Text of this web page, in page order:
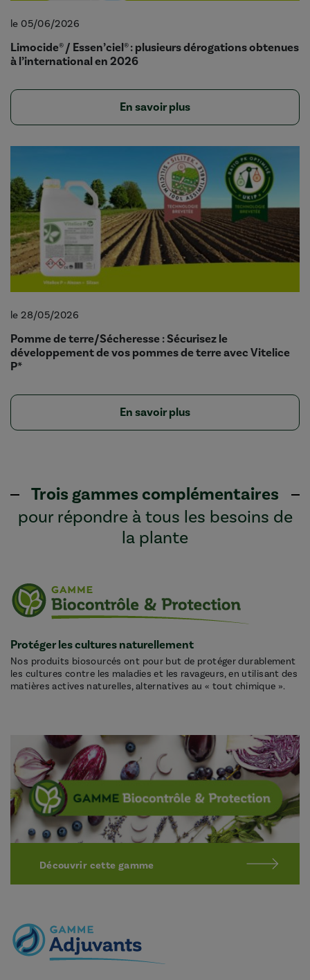
le 05/06/2026
Limocide® / Essen’ciel® : plusieurs dérogations obtenues
à l’international en 2026
En savoir plus
le 28/05/2026
Pomme de terre/Sécheresse : Sécurisez le
développement de vos pommes de terre avec Vitelice
P*
En savoir plus
Trois gammes complémentaires
pour répondre à tous les besoins de
la plante
Protéger les cultures naturellement
Nos produits biosourcés ont pour but de protéger durablement
les cultures contre les maladies et les ravageurs, en utilisant des
matières actives naturelles, alternatives au « tout chimique ».
Découvrir cette gamme